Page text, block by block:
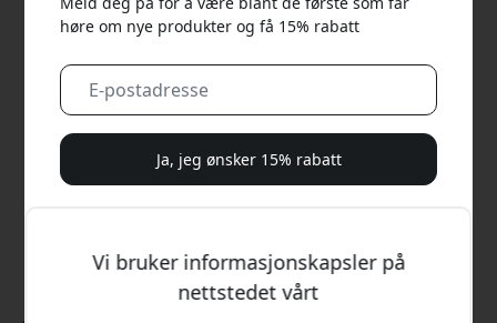
Vi bruker informasjonskapsler på
nettstedet vårt
høre om nye produkter og få 15% rabatt
Ja, jeg ønsker 15% rabatt
opplæringsserier og spesialtilbud.